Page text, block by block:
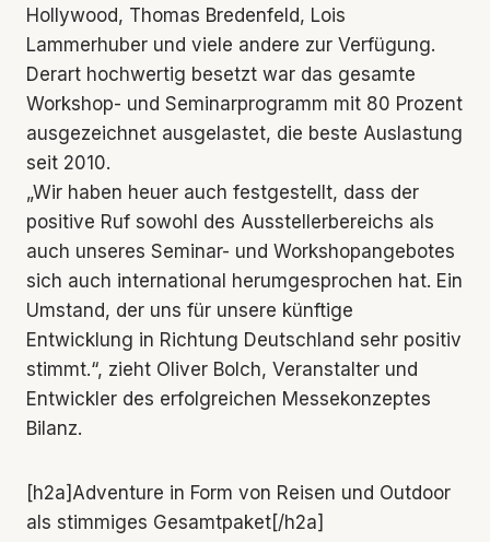
Hollywood, Thomas Bredenfeld, Lois
Lammerhuber und viele andere zur Verfügung.
Derart hochwertig besetzt war das gesamte
Workshop- und Seminarprogramm mit 80 Prozent
ausgezeichnet ausgelastet, die beste Auslastung
seit 2010.
„Wir haben heuer auch festgestellt, dass der
positive Ruf sowohl des Ausstellerbereichs als
auch unseres Seminar- und Workshopangebotes
sich auch international herumgesprochen hat. Ein
Umstand, der uns für unsere künftige
Entwicklung in Richtung Deutschland sehr positiv
stimmt.“, zieht Oliver Bolch, Veranstalter und
Entwickler des erfolgreichen Messekonzeptes
Bilanz.
[h2a]Adventure in Form von Reisen und Outdoor
als stimmiges Gesamtpaket[/h2a]